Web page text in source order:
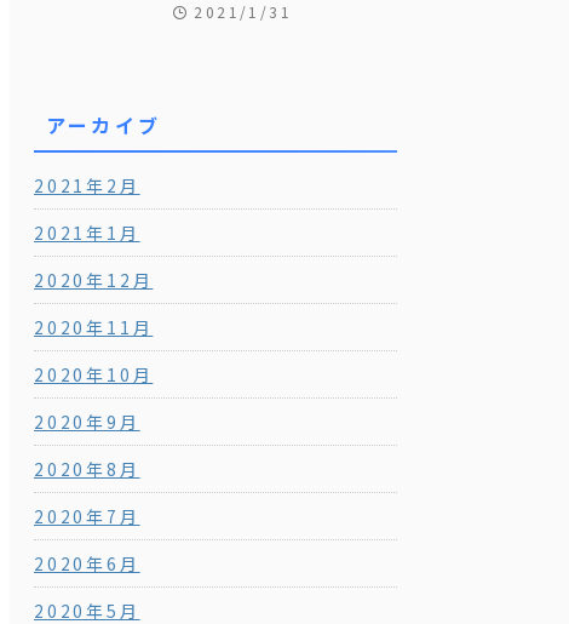
2021/1/31
アーカイブ
2021年2月
2021年1月
2020年12月
2020年11月
2020年10月
2020年9月
2020年8月
2020年7月
2020年6月
2020年5月